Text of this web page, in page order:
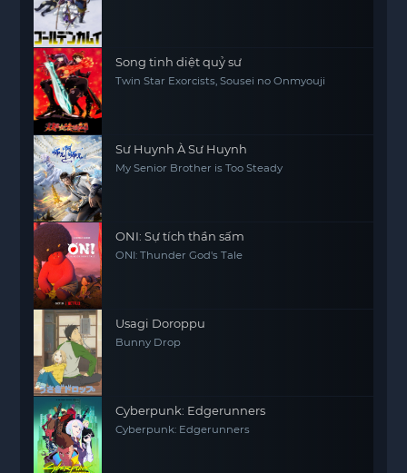
Song tinh diệt quỷ sư
Twin Star Exorcists, Sousei no Onmyouji
Sư Huynh À Sư Huynh
My Senior Brother is Too Steady
ONI: Sự tích thần sấm
ONI: Thunder God's Tale
Usagi Doroppu
Bunny Drop
Cyberpunk: Edgerunners
Cyberpunk: Edgerunners